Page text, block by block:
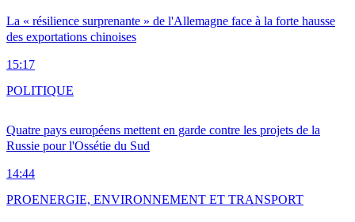
La « résilience surprenante » de l'Allemagne face à la forte hausse
des exportations chinoises
15:17
Quatre pays européens mettent en garde contre les projets de la
Russie pour l'Ossétie du Sud
14:44
POLITIQUE
PROENERGIE, ENVIRONNEMENT ET TRANSPORT